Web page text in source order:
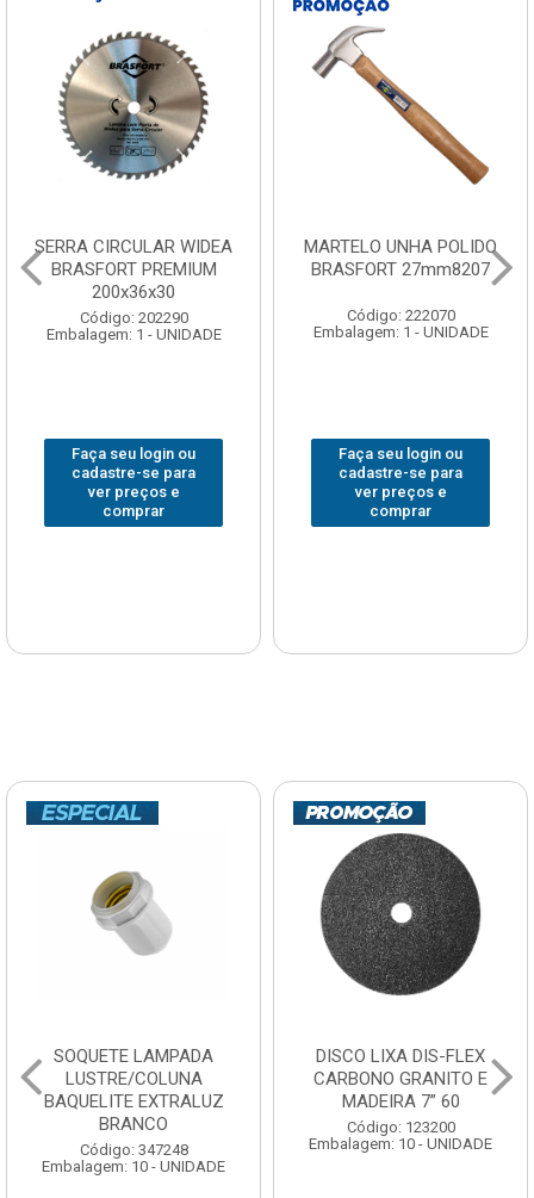
SERRA CIRCULAR WIDEA
BRASFORT PREMIUM
200x36x30
Código: 202290
Embalagem: 1 - UNIDADE
Faça seu login ou
cadastre-se para
ver preços e
comprar
MARTELO UNHA POLIDO
BRASFORT 27mm8207
Código: 222070
Embalagem: 1 - UNIDADE
Faça seu login ou
cadastre-se para
ver preços e
comprar
SOQUETE LAMPADA
LUSTRE/COLUNA
BAQUELITE EXTRALUZ
BRANCO
Código: 347248
Embalagem: 10 - UNIDADE
DISCO LIXA DIS-FLEX
CARBONO GRANITO E
MADEIRA 7” 60
Código: 123200
Embalagem: 10 - UNIDADE